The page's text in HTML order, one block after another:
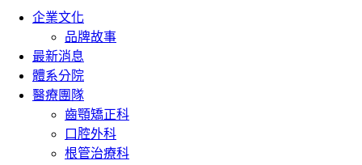
企業文化
品牌故事
最新消息
體系分院
醫療團隊
齒顎矯正科
口腔外科
根管治療科